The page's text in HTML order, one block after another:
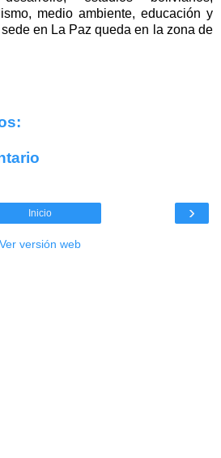
medio ambiente, educación y
en La Paz queda en la zona de
›
Inicio
Ver versión web